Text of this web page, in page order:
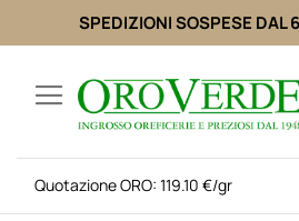
SPEDIZIONI SOSPESE DAL
contenuto
Quotazione ORO: 119.10 €/gr